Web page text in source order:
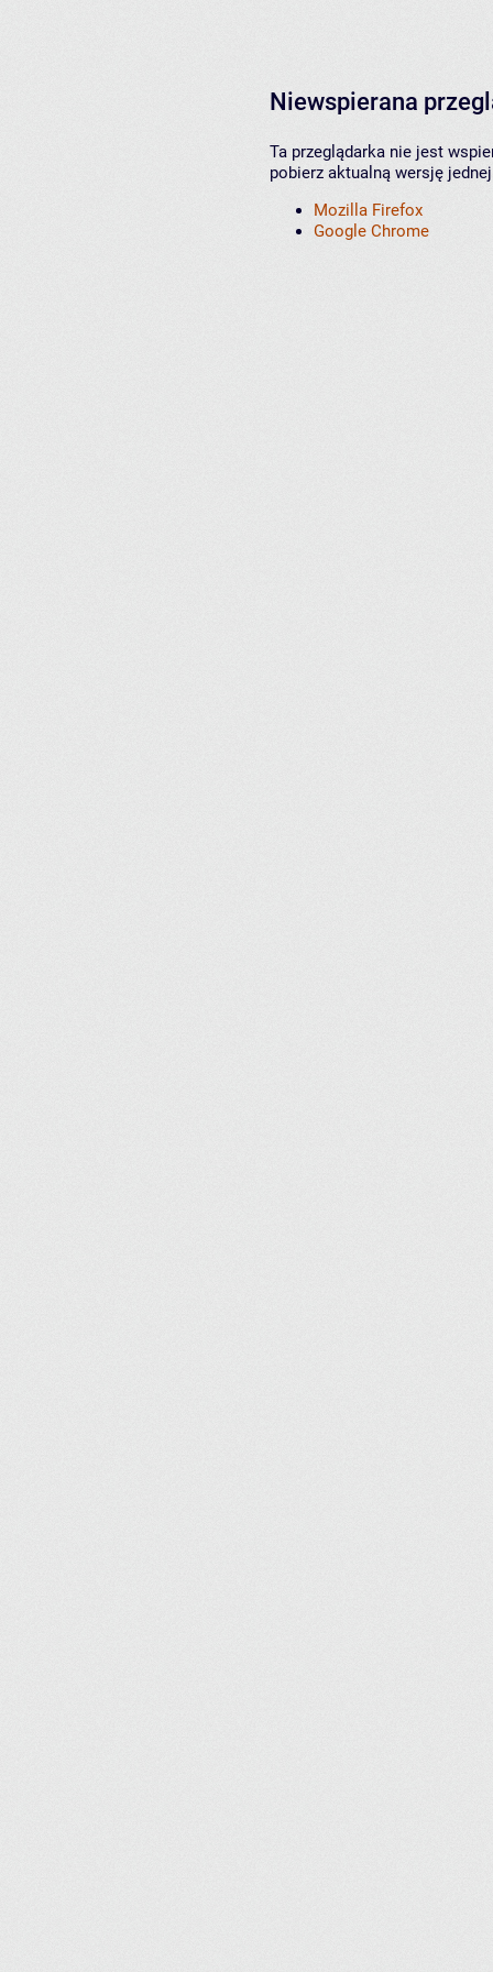
Niewspierana
Ta przeglądarka nie jest
pobierz aktualną wersję
Mozilla Firefox
Google Chrome